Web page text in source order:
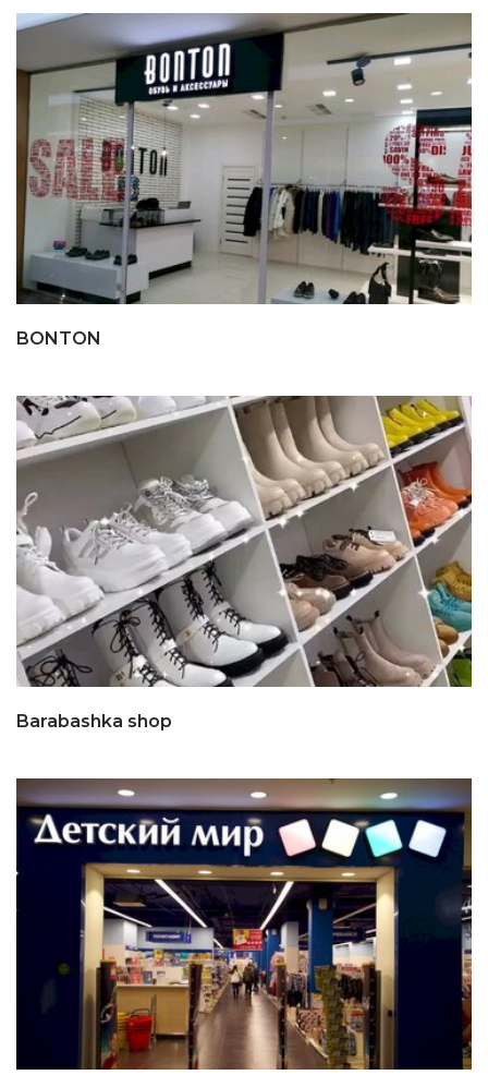
BONTON
Barabashka shop